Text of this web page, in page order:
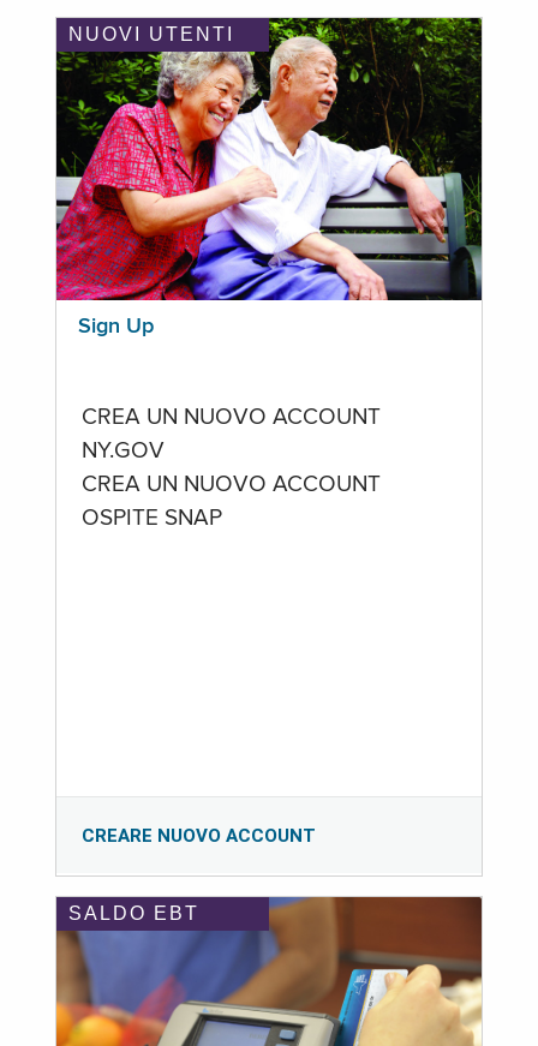
NUOVI UTENTI
Sign Up
CREA UN NUOVO ACCOUNT
NY.GOV
CREA UN NUOVO ACCOUNT
OSPITE SNAP
CREARE NUOVO ACCOUNT
SALDO EBT